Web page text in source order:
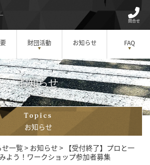
問合せ
財団活動 お知らせ FAQ
お知らせ
Topics
お知らせ
せ一覧> お知らせ > 【受付終了】プロと一
よう！ワークショップ参加者募集